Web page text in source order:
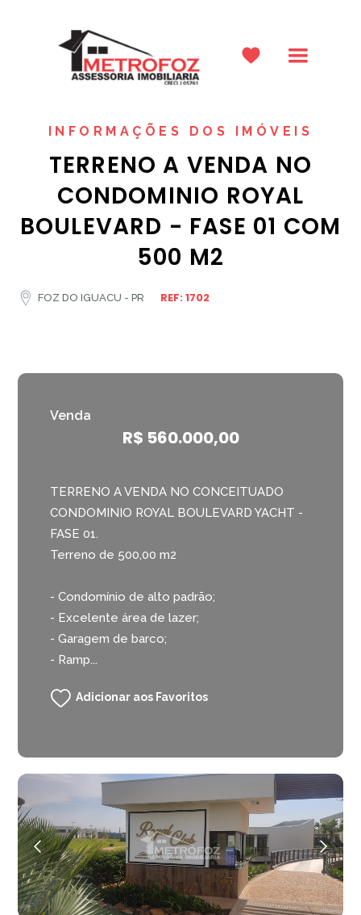
INFORMAÇÕES DOS IMÓVEIS
TERRENO A VENDA NO
CONDOMINIO ROYAL
BOULEVARD - FASE 01 COM
500 M2
FOZ DO IGUACU - PR REF: 1702
Venda
R$ 560.000,00
TERRENO A VENDA NO CONCEITUADO
CONDOMINIO ROYAL BOULEVARD YACHT -
FASE 01.
Terreno de 500,00 m2
- Condomínio de alto padrão;
- Excelente área de lazer;
- Garagem de barco;
- Ramp...
Adicionar aos Favoritos